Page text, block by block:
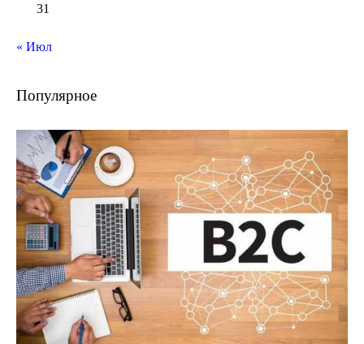
31
« Июл
Популярное